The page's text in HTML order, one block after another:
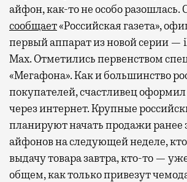
айфон, как-то не особо разошлась.
сообщает«Российская газета»,
первый аппарат из новой серии —
Max. Отметились первенством
«Мегафона». Как и большинство
покупателей, счастливец оформил
через интернет. Крупные
планируют начать продажи ранее
айфонов на следующей неделе,
выдачу товара завтра, кто-то —
общем, как только привезут